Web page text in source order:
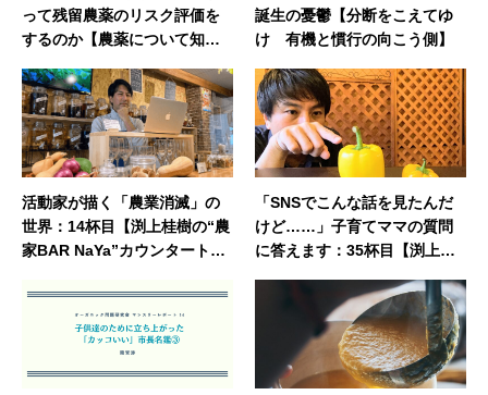
って残留農薬のリスク評価を
するのか【農薬について知ろ
誕生の憂鬱【分断をこえてゆ
け 有機と慣行の向こう側】
活動家が描く「農業消滅」の
世界：14杯目【渕上桂樹の“農
家BAR NaYa”カウンタートー
「SNSでこんな話を見たんだ
けど……」子育てママの質問
に答えます：35杯目【渕上桂